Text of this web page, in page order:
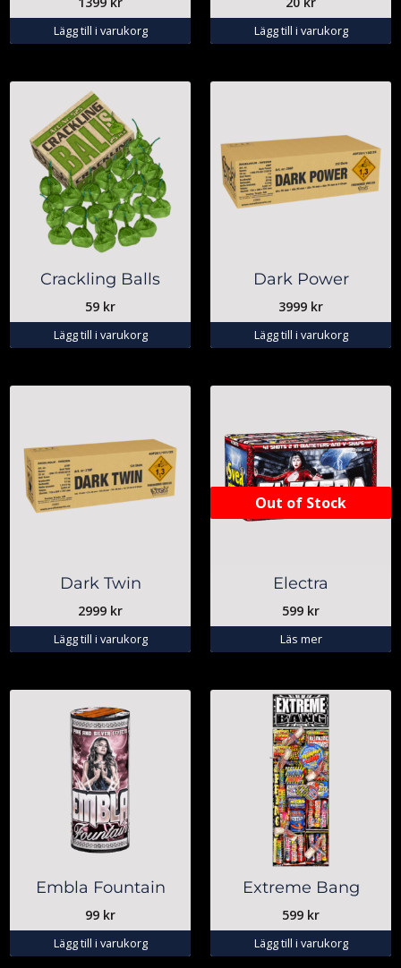
Lägg till i varukorg Lägg till i varukorg
Crackling Balls
59 kr
Lägg till i varukorg
Dark Power
3999 kr
Lägg till i varukorg
Dark Twin
2999 kr
Lägg till i varukorg
Out of Stock
Electra
599 kr
Läs mer
Embla Fountain
99 kr
Lägg till i varukorg
Extreme Bang
599 kr
Lägg till i varukorg